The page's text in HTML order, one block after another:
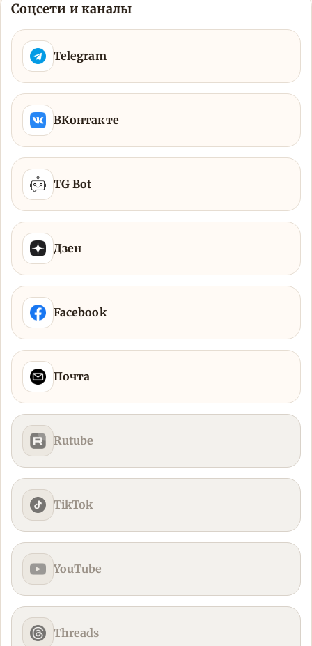
Соцсети и каналы
Telegram
ВКонтакте
TG Bot
Дзен
Facebook
Почта
Rutube
TikTok
YouTube
Threads